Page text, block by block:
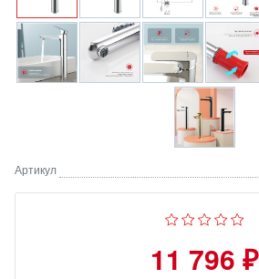
Артикул
11 796 ₽